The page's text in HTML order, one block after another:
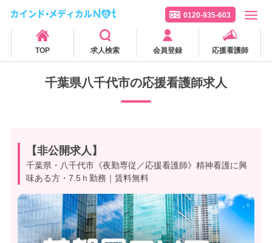
0120-935-603
TOP 求人検索 会員登録 応援看護師
千葉県八千代市の応援看護師求人
【非公開求人】
千葉県・八千代市《夜勤専従／応援看護師》精神看護に興
味ある方・7.5ｈ勤務｜賃料無料